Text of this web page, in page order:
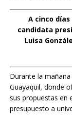
A cinco
candidata
Luisa
Durante la
Guayaquil, donde
sus propuestas en
presupuesto a